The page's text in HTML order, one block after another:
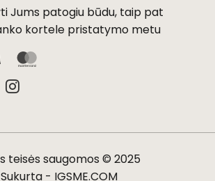
Jums patogiu būdu, taip pat
kortele pristatymo metu
Visa
teisės saugomos © 2025
Sukurta - IGSME.COM